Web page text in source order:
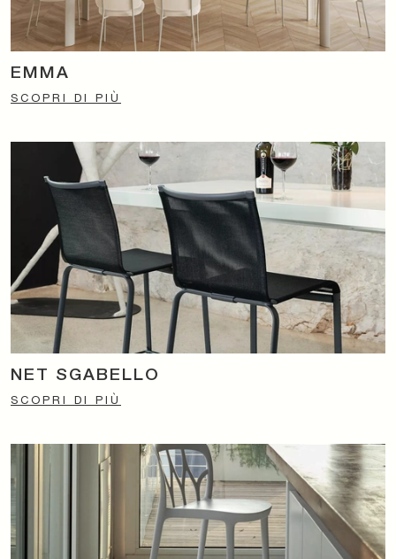
EMMA
SCOPRI DI PIÙ
NET SGABELLO
SCOPRI DI PIÙ